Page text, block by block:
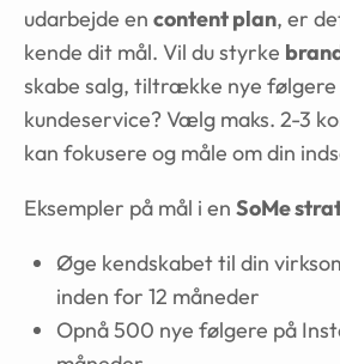
udarbejde en content plan, er
kende dit mål. Vil du styrke
skabe salg, tiltrække nye følgere
kundeservice? Vælg maks. 2-3
kan fokusere og måle om din
Eksempler på mål i en SoMe
Øge kendskabet til din
inden for 12 måneder
Opnå 500 nye følgere på